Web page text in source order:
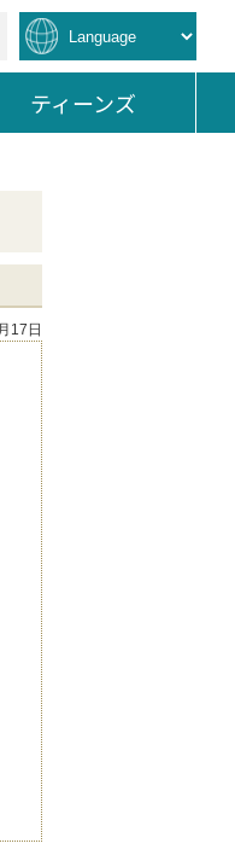
ティーンズ
17日